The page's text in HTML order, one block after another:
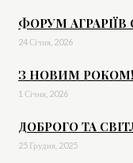
ФОРУМ АГРАРІЇВ
24 Січня, 2026
З НОВИМ РОКОМ!
1 Січня, 2026
ДОБРОГО ТА
25 Грудня, 2025